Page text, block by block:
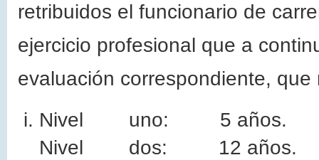
retribuidos el funcionario de
ejercicio profesional que a
evaluación correspondiente,
Nivel uno: 5 años.
Nivel dos: 12 años.